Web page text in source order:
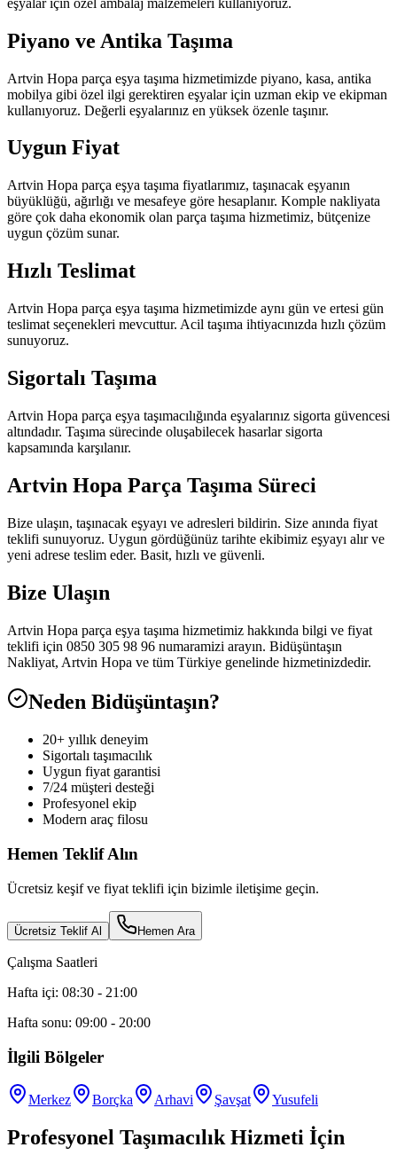
Piyano ve Antika Taşıma
Artvin Hopa parça eşya taşıma hizmetimizde piyano, kasa, antika
mobilya gibi özel ilgi gerektiren eşyalar için uzman ekip ve ekipman
kullanıyoruz. Değerli eşyalarınız en yüksek özenle taşınır.
Uygun Fiyat
Artvin Hopa parça eşya taşıma fiyatlarımız, taşınacak eşyanın
büyüklüğü, ağırlığı ve mesafeye göre hesaplanır. Komple nakliyata
göre çok daha ekonomik olan parça taşıma hizmetimiz, bütçenize
uygun çözüm sunar.
Hızlı Teslimat
Artvin Hopa parça eşya taşıma hizmetimizde aynı gün ve ertesi gün
teslimat seçenekleri mevcuttur. Acil taşıma ihtiyacınızda hızlı çözüm
sunuyoruz.
Sigortalı Taşıma
Artvin Hopa parça eşya taşımacılığında eşyalarınız sigorta güvencesi
altındadır. Taşıma sürecinde oluşabilecek hasarlar sigorta
kapsamında karşılanır.
Artvin Hopa Parça Taşıma Süreci
Bize ulaşın, taşınacak eşyayı ve adresleri bildirin. Size anında fiyat
teklifi sunuyoruz. Uygun gördüğünüz tarihte ekibimiz eşyayı alır ve
yeni adrese teslim eder. Basit, hızlı ve güvenli.
Bize Ulaşın
Artvin Hopa parça eşya taşıma hizmetimiz hakkında bilgi ve fiyat
teklifi için 0850 305 98 96 numaramizi arayın. Bidüşüntaşın
Nakliyat, Artvin Hopa ve tüm Türkiye genelinde hizmetinizdedir.
Neden Bidüşüntaşın?
20+ yıllık deneyim
Sigortalı taşımacılık
Uygun fiyat garantisi
7/24 müşteri desteği
Profesyonel ekip
Modern araç filosu
Hemen Teklif Alın
Ücretsiz keşif ve fiyat teklifi için bizimle iletişime geçin.
Ücretsiz Teklif Al Hemen Ara
Çalışma Saatleri
Hafta içi: 08:30 - 21:00
Hafta sonu: 09:00 - 20:00
İlgili Bölgeler
Merkez Borçka Arhavi Şavşat Yusufeli
Profesyonel Taşımacılık Hizmeti İçin